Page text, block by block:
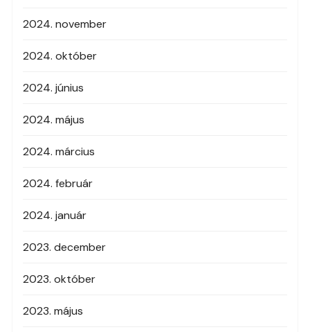
2024. november
2024. október
2024. június
2024. május
2024. március
2024. február
2024. január
2023. december
2023. október
2023. május